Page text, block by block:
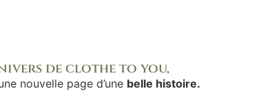
de clothe to you,
nouvelle page d’une belle histoire.